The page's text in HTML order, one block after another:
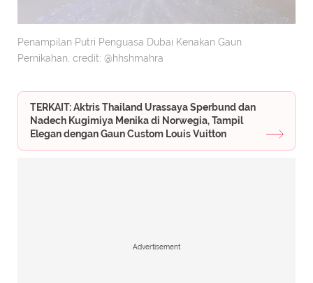
Penampilan Putri Penguasa Dubai Kenakan Gaun
Pernikahan, credit: @hhshmahra
TERKAIT: Aktris Thailand Urassaya Sperbund dan
Nadech Kugimiya Menika di Norwegia, Tampil
Elegan dengan Gaun Custom Louis Vuitton
Advertisement